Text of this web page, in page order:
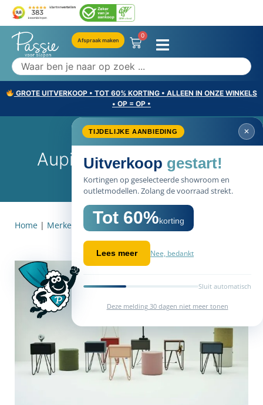
Afspraak maken
0
GROTE UITVERKOOP • TOT 60% KORTING • ALLEEN IN ONZE WINKELS
• OP = OP •
TIJDELIJKE AANBIEDING ✕
Uitverkoop gestart!
Kortingen op geselecteerde showroom en
outletmodellen. Zolang de voorraad strekt.
Tot 60%korting
Lees meer Nee, bedankt
Sluit automatisch
Deze melding 30 dagen niet meer tonen
Auping Pixel Nachtkast
Home | Merken | Auping Pixel Nachtkast